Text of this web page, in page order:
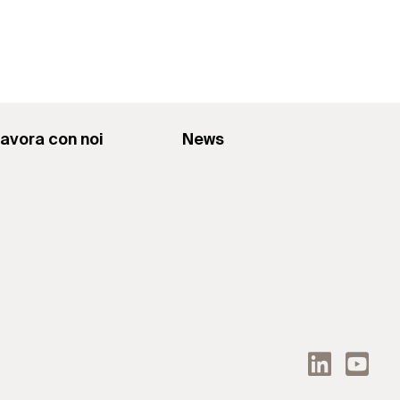
con noi News